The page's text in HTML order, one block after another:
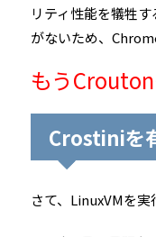
リティ性能を犠牲
がないため、
もう
Crostiniを
さて、LinuxVMを実